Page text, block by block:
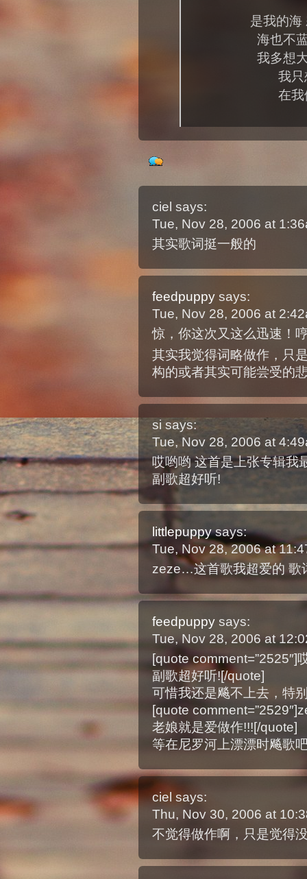
是我的海
海也不
我多想
我
在
ciel says:
Tue, Nov 28, 2006 at
其实歌词挺一般的
feedpuppy says:
Tue, Nov 28, 2006 at
惊，你这次又这么迅速！
其实我觉得词略做作，只
构的或者其实可能尝受的
si says:
Tue, Nov 28, 2006 at
哎哟哟 这首是上张专辑我
副歌超好听!
littlepuppy says:
Tue, Nov 28, 2006 at
zeze…这首歌我超爱的 歌
feedpuppy says:
Tue, Nov 28, 2006 at
[quote comment=”2525″]
副歌超好听![/quote]
可惜我还是飚不上去，特
[quote
老娘就是爱做作!!![/quote]
等在尼罗河上漂漂时飚歌
ciel says:
Thu, Nov 30, 2006 at
不觉得做作啊，只是觉得